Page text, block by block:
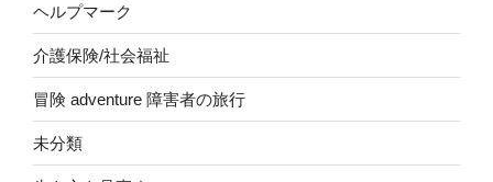
ヘルプマーク
介護保険/社会福祉
冒険 adventure 障害者の旅行
未分類